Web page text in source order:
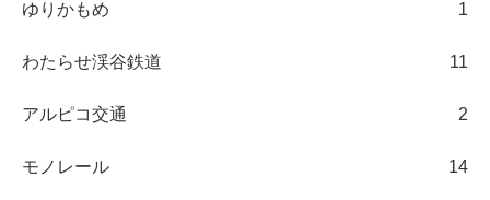
ゆりかもめ 1
わたらせ渓谷鉄道 11
アルピコ交通 2
モノレール 14